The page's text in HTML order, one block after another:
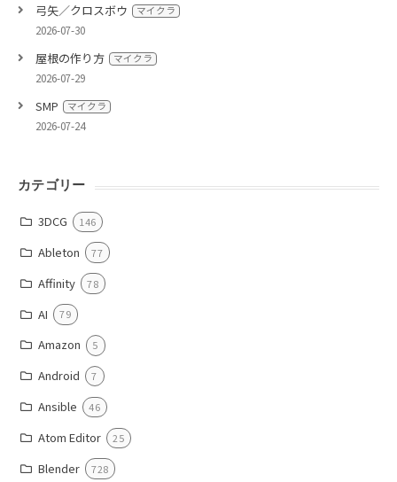
弓矢／クロスボウ マイクラ
2026-07-30
屋根の作り方 マイクラ
2026-07-29
SMP マイクラ
2026-07-24
カテゴリー
3DCG 146
Ableton 77
Affinity 78
AI 79
Amazon 5
Android 7
Ansible 46
Atom Editor 25
Blender 728